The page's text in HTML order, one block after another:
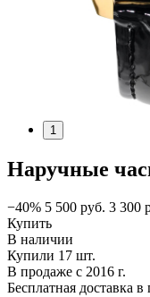
1
Наручные
−40% 5 500 руб. 3 300
Купить
В наличии
Купили 17 шт.
В продаже с 2016 г.
Бесплатная доставка